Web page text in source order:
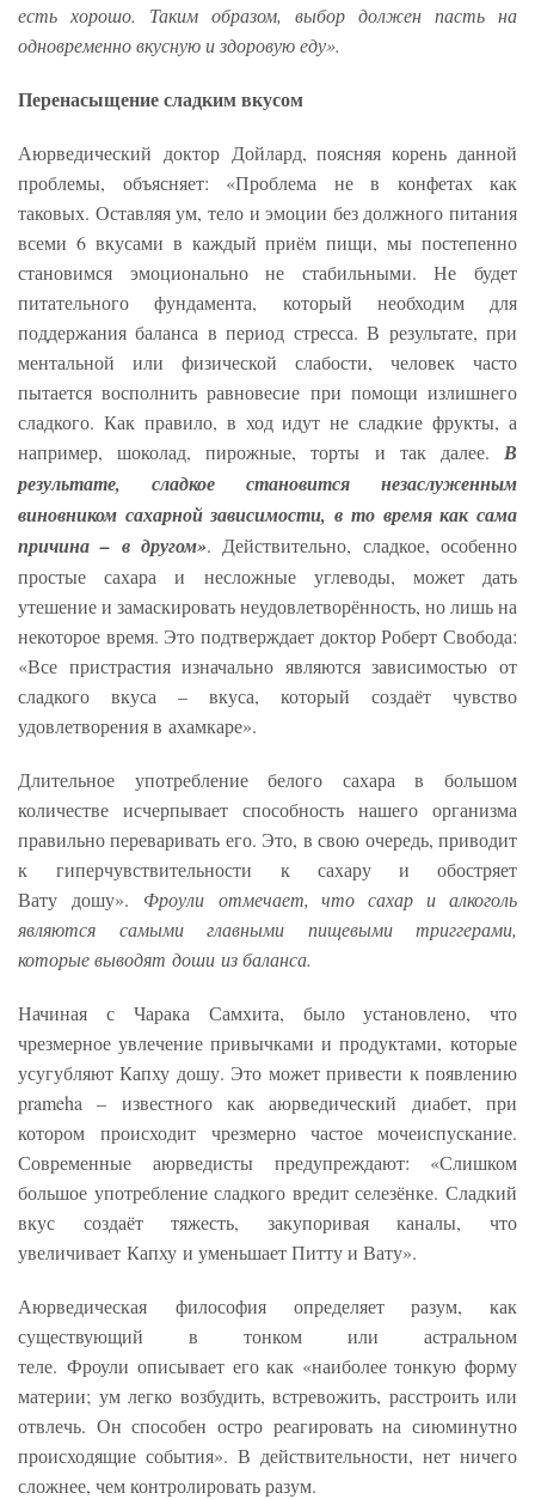
есть хорошо. Таким образом, выбор должен пасть на
одновременно вкусную и здоровую еду».
Перенасыщение сладким вкусом
Аюрведический доктор Дойлард, поясняя корень данной
проблемы, объясняет: «Проблема не в конфетах как
таковых. Оставляя ум, тело и эмоции без должного питания
всеми 6 вкусами в каждый приём пищи, мы постепенно
становимся эмоционально не стабильными. Не будет
питательного фундамента, который необходим для
поддержания баланса в период стресса. В результате, при
ментальной или физической слабости, человек часто
пытается восполнить равновесие при помощи излишнего
сладкого. Как правило, в ход идут не сладкие фрукты, а
например, шоколад, пирожные, торты и так далее. В
результате, сладкое становится незаслуженным
виновником сахарной зависимости, в то время как сама
причина – в другом». Действительно, сладкое, особенно
простые сахара и несложные углеводы, может дать
утешение и замаскировать неудовлетворённость, но лишь на
некоторое время. Это подтверждает доктор Роберт Свобода:
«Все пристрастия изначально являются зависимостью от
сладкого вкуса – вкуса, который создаёт чувство
удовлетворения в ахамкаре».
Длительное употребление белого сахара в большом
количестве исчерпывает способность нашего организма
правильно переваривать его. Это, в свою очередь, приводит
к гиперчувствительности к сахару и обостряет
Вату дошу». Фроули отмечает, что сахар и алкоголь
являются самыми главными пищевыми триггерами,
которые выводят доши из баланса.
Начиная с Чарака Самхита, было установлено, что
чрезмерное увлечение привычками и продуктами, которые
усугубляют Капху дошу. Это может привести к появлению
prameha – известного как аюрведический диабет, при
котором происходит чрезмерно частое мочеиспускание.
Современные аюрведисты предупреждают: «Слишком
большое употребление сладкого вредит селезёнке. Сладкий
вкус создаёт тяжесть, закупоривая каналы, что
увеличивает Капху и уменьшает Питту и Вату».
Аюрведическая философия определяет разум, как
существующий в тонком или астральном
теле. Фроули описывает его как «наиболее тонкую форму
материи; ум легко возбудить, встревожить, расстроить или
отвлечь. Он способен остро реагировать на сиюминутно
происходящие события». В действительности, нет ничего
сложнее, чем контролировать разум.